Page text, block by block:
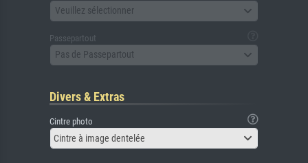
Veuillez sélectionner
Passepartout
Pas de Passepartout
Divers & Extras
Cintre photo
Cintre à image dentelée